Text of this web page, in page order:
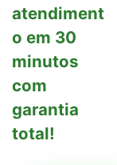
atendiment
o em 30
minutos
com
garantia
total!